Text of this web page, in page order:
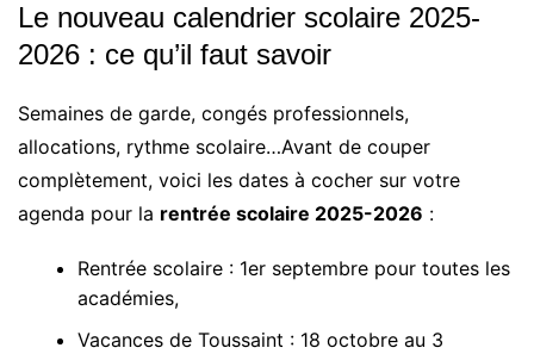
Le nouveau calendrier scolaire 2025-
2026 : ce qu’il faut savoir
Semaines de garde, congés professionnels,
allocations, rythme scolaire…Avant de couper
complètement, voici les dates à cocher sur votre
agenda pour la rentrée scolaire 2025-2026 :
Rentrée scolaire : 1er septembre pour toutes les
académies,
Vacances de Toussaint : 18 octobre au 3